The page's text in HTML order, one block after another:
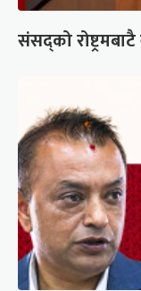
संसद्को